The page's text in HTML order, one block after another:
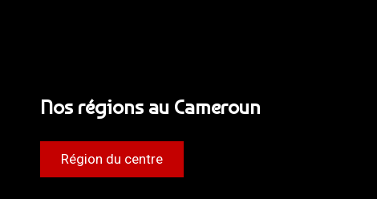
Nos régions au Cameroun
Région du centre